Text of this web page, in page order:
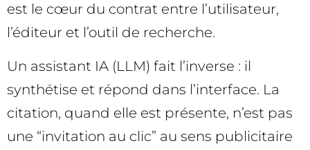
est le cœur du contrat entre l’utilisateur,
l’éditeur et l’outil de recherche.
Un assistant IA (LLM) fait l’inverse : il
synthétise et répond dans l’interface. La
citation, quand elle est présente, n’est pas
une “invitation au clic” au sens publicitaire